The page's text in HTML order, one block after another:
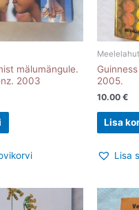
mälumängule.
2003
2005.
10.00 €
Lisa
Lisa